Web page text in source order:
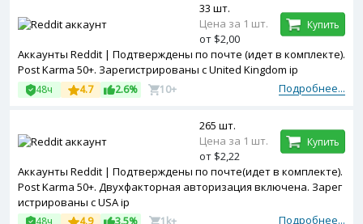
Аккаунты Reddit | Подтверждены по почте (идет в комплекте).
Post Karma 50+. Зарегистрированы с United Kingdom ip
Подробнее...
48ч 4.7 2.6% 10+
33 шт.
Цена за 1 шт.
от $2,00
Купить
Аккаунты Reddit | Подтверждены по почте(идет в комплекте).
Post Karma 50+. Двухфакторная авторизация включена. Зарег
истрированы с USA ip
Подробнее...
48ч 4.9 3.5% 1k+
265 шт.
Цена за 1 шт.
от $2,22
Купить